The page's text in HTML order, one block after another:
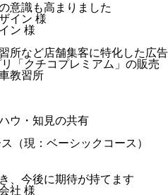
意識も高まりました
ン 様
所など店舗集客に特化した広告
「クチコプレミアム」の販売
教習所
ウ・知見の共有
（現：ベーシックコース）
、今後に期待が持てます